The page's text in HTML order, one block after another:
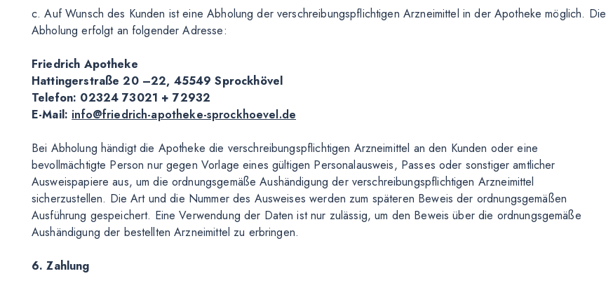
c. Auf Wunsch des Kunden ist eine Abholung der verschreibungspflichtigen Arzneimittel in der Apotheke möglich. Die
Abholung erfolgt an folgender Adresse:
Friedrich Apotheke
Hattingerstraße 20 –22, 45549 Sprockhövel
Telefon: 02324 73021 + 72932
E-Mail: info@friedrich-apotheke-sprockhoevel.de
Bei Abholung händigt die Apotheke die verschreibungspflichtigen Arzneimittel an den Kunden oder eine
bevollmächtigte Person nur gegen Vorlage eines gültigen Personalausweis, Passes oder sonstiger amtlicher
Ausweispapiere aus, um die ordnungsgemäße Aushändigung der verschreibungspflichtigen Arzneimittel
sicherzustellen. Die Art und die Nummer des Ausweises werden zum späteren Beweis der ordnungsgemäßen
Ausführung gespeichert. Eine Verwendung der Daten ist nur zulässig, um den Beweis über die ordnungsgemäße
Aushändigung der bestellten Arzneimittel zu erbringen.
6. Zahlung